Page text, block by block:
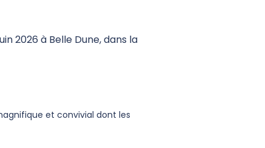
2026 à Belle Dune, dans la
et convivial dont les